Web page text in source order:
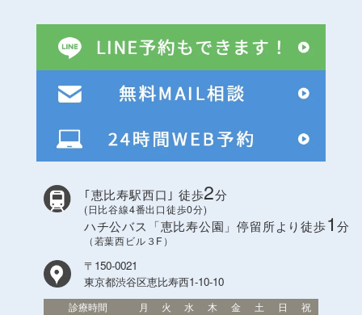
｢恵比寿駅西口｣ 徒歩2分
(日比谷線4番出口徒歩0分)
ハチ公バス「恵比寿公園」停留所より徒歩1分
（若葉西ビル３F）
〒150-0021
東京都渋谷区恵比寿西1-10-10
診療時間 月 火 水 木 金 土 日 祝